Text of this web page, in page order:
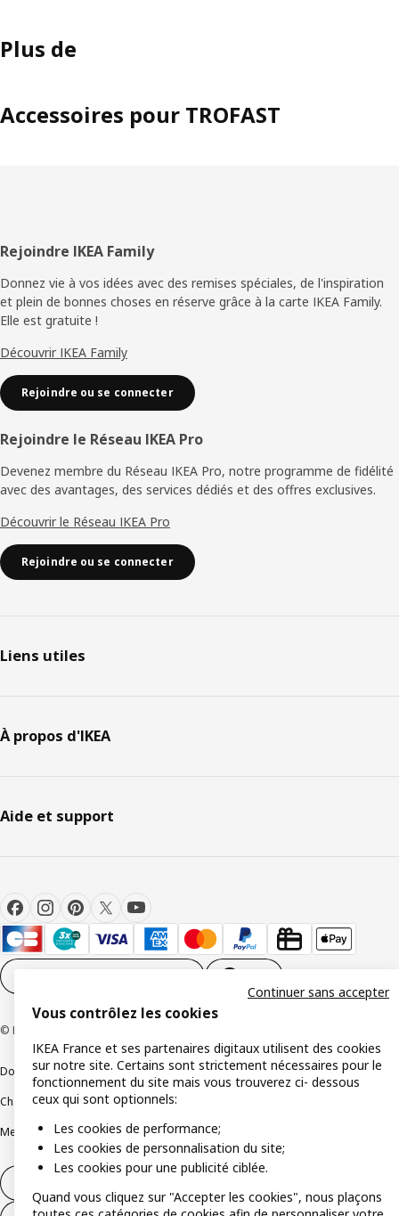
Plus de
Accessoires pour TROFAST
Pied
de
page
Rejoindre IKEA Family
Donnez vie à vos idées avec des remises spéciales, de l'inspiration
et plein de bonnes choses en réserve grâce à la carte IKEA Family.
Elle est gratuite !
Découvrir IKEA Family
Rejoindre ou se connecter
Rejoindre le Réseau IKEA Pro
Devenez membre du Réseau IKEA Pro, notre programme de fidélité
avec des avantages, des services dédiés et des offres exclusives.
Découvrir le Réseau IKEA Pro
Rejoindre ou se connecter
Liens utiles
À propos d'IKEA
Aide et support
© Inter IKEA Systems B.V 1999-2026
Documents juridiques et informations légales
Charte de protection des données
Mentions légalesAlertes fraudeRappel produit
Vous contrôlez les cookies
IKEA France et ses partenaires digitaux utilisent des cookies
sur notre site. Certains sont strictement nécessaires pour le
fonctionnement du site mais vous trouverez ci- dessous
ceux qui sont optionnels:
Les cookies de performance;
Les cookies de personnalisation du site;
Les cookies pour une publicité ciblée.
Quand vous cliquez sur "Accepter les cookies", nous plaçons
Continuer sans accepter